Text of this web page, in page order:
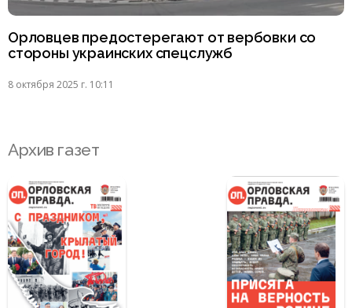
Орловцев предостерегают от вербовки со
стороны украинских спецслужб
8 октября 2025 г. 10:11
Архив газет